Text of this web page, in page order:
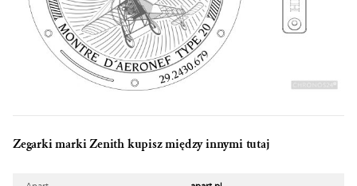
Zegarki marki Zenith kupisz między innymi tutaj